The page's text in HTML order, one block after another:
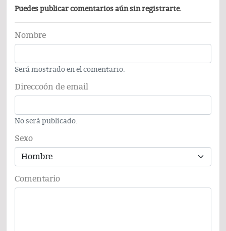
Puedes publicar comentarios aún sin registrarte.
Nombre
Será mostrado en el comentario.
Direccoón de email
No será publicado.
Sexo
Comentario